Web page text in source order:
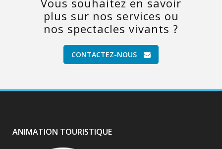
Vous souhaitez en savoir
plus sur nos services ou
nos spectacles vivants ?
CONTACTEZ-NOUS
ANIMATION TOURISTIQUE